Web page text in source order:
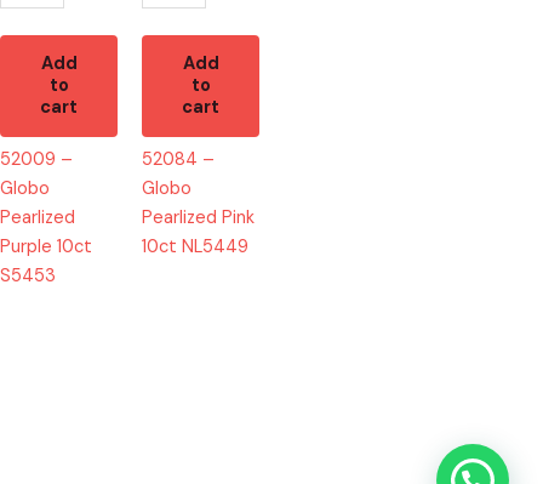
Add
to
cart
52009 –
Globo
Pearlized
Purple 10ct
S5453
Add
to
cart
52084 –
Globo
Pearlized Pink
10ct NL5449